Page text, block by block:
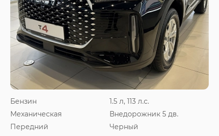
Бензин
1.5 л, 113 л.с.
Механическая
Внедорожник 5 дв.
Передний
Черный